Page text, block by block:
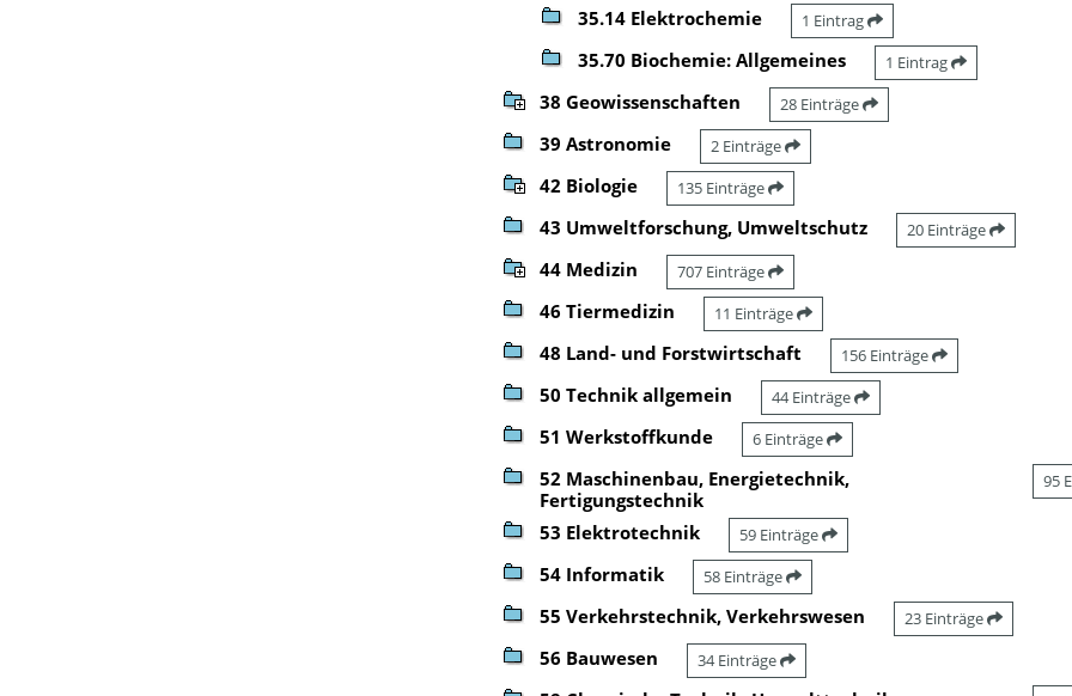
35.14 Elektrochemie 1 Eintrag
35.70 Biochemie: Allgemeines 1 Eintrag
38 Geowissenschaften 28 Einträge
39 Astronomie 2 Einträge
42 Biologie 135 Einträge
43 Umweltforschung, Umweltschutz 20 Einträge
44 Medizin 707 Einträge
46 Tiermedizin 11 Einträge
48 Land- und Forstwirtschaft 156 Einträge
50 Technik allgemein 44 Einträge
51 Werkstoffkunde 6 Einträge
52 Maschinenbau, Energietechnik,
Fertigungstechnik
95
53 Elektrotechnik 59 Einträge
54 Informatik 58 Einträge
55 Verkehrstechnik, Verkehrswesen 23 Einträge
56 Bauwesen 34 Einträge